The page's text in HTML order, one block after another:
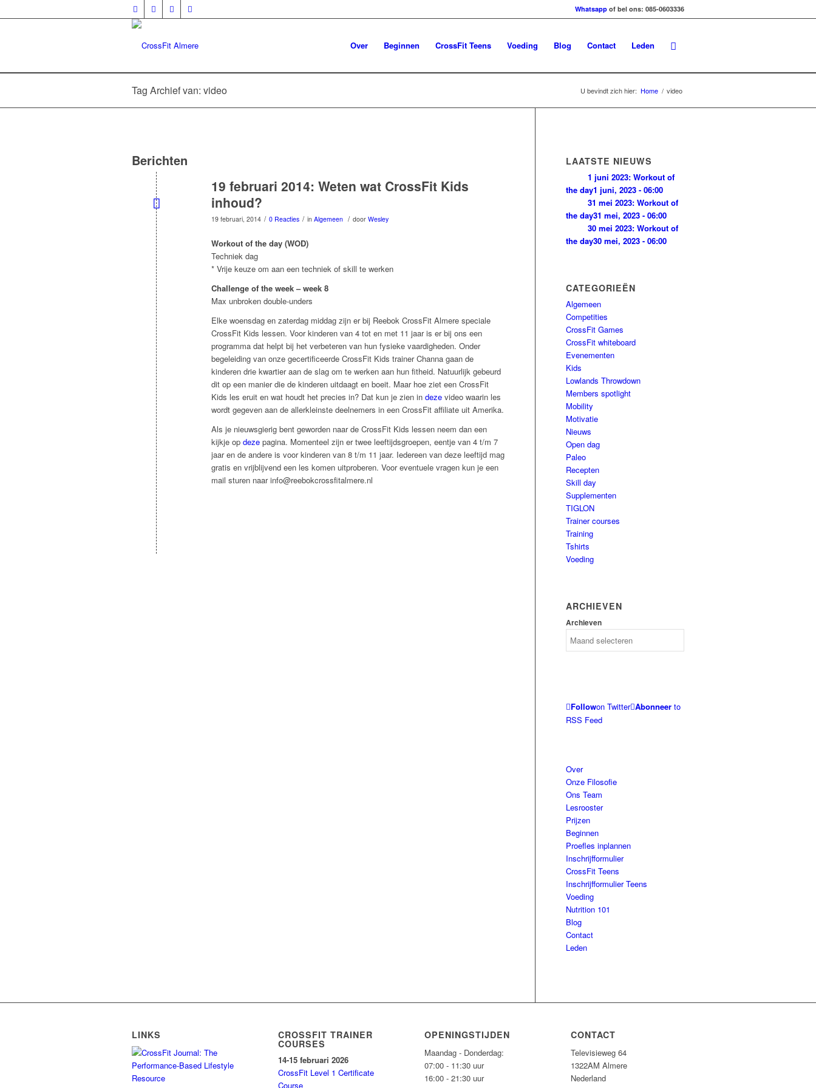
Whatsapp of bel ons: 085-0603336
Over Beginnen CrossFit Teens Voeding Blog Contact Leden
Tag Archief van: video U bevindt zich hier: Home / video
Berichten
19 februari 2014: Weten wat CrossFit Kids
inhoud?
19 februari, 2014 / 0 Reacties / in Algemeen / door Wesley
Workout of the day (WOD)
Techniek dag
* Vrije keuze om aan een techniek of skill te werken
Challenge of the week – week 8
Max unbroken double-unders
Elke woensdag en zaterdag middag zijn er bij Reebok CrossFit Almere speciale
CrossFit Kids lessen. Voor kinderen van 4 tot en met 11 jaar is er bij ons een
programma dat helpt bij het verbeteren van hun fysieke vaardigheden. Onder
begeleiding van onze gecertificeerde CrossFit Kids trainer Channa gaan de
kinderen drie kwartier aan de slag om te werken aan hun fitheid. Natuurlijk gebeurd
dit op een manier die de kinderen uitdaagt en boeit. Maar hoe ziet een CrossFit
Kids les eruit en wat houdt het precies in? Dat kun je zien in deze video waarin les
wordt gegeven aan de allerkleinste deelnemers in een CrossFit affiliate uit Amerika.
Als je nieuwsgierig bent geworden naar de CrossFit Kids lessen neem dan een
kijkje op deze pagina. Momenteel zijn er twee leeftijdsgroepen, eentje van 4 t/m 7
jaar en de andere is voor kinderen van 8 t/m 11 jaar. Iedereen van deze leeftijd mag
gratis en vrijblijvend een les komen uitproberen. Voor eventuele vragen kun je een
mail sturen naar info@reebokcrossfitalmere.nl
LAATSTE NIEUWS
1 juni 2023: Workout of
the day1 juni, 2023 - 06:00
31 mei 2023: Workout of
the day31 mei, 2023 - 06:00
30 mei 2023: Workout of
the day30 mei, 2023 - 06:00
CATEGORIEËN
Algemeen
Competities
CrossFit Games
CrossFit whiteboard
Evenementen
Kids
Lowlands Throwdown
Members spotlight
Mobility
Motivatie
Nieuws
Open dag
Paleo
Recepten
Skill day
Supplementen
TIGLON
Trainer courses
Training
Tshirts
Voeding
ARCHIEVEN
Archieven
Followon Twitter Abonneerto
RSS Feed
Over
Onze Filosofie
Ons Team
Lesrooster
Prijzen
Beginnen
Proefles inplannen
Inschrijfformulier
CrossFit Teens
Inschrijfformulier Teens
Voeding
Nutrition 101
Blog
Contact
Leden
LINKS CROSSFIT TRAINER
COURSES
14-15 februari 2026
CrossFit Level 1 Certificate
Course
OPENINGSTIJDEN
Maandag - Donderdag:
07:00 - 11:30 uur
16:00 - 21:30 uur
CONTACT
Televisieweg 64
1322AM Almere
Nederland